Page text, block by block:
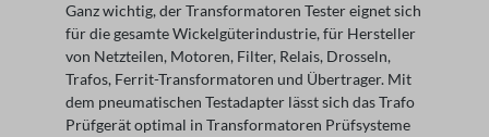
Ganz wichtig, der Transformatoren Tester eignet sich
für die gesamte Wickelgüterindustrie, für Hersteller
von Netzteilen, Motoren, Filter, Relais, Drosseln,
Trafos, Ferrit-Transformatoren und Übertrager. Mit
dem pneumatischen Testadapter lässt sich das Trafo
Prüfgerät optimal in Transformatoren Prüfsysteme